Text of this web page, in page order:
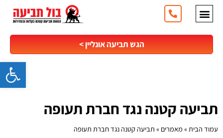
דילוג
לתוכן
הגש תביעה אונליין >
תביעה קטנה נגד חברת תעופה
עמוד הבית» מאמרים » תביעה קטנה נגד חברת תעופה
פתח